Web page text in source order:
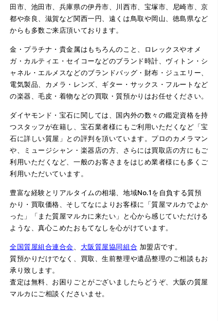
田市、池田市、兵庫県の伊丹市、川西市、宝塚市、尼崎市、京
都や奈良、滋賀など関西一円、遠くは鳥取や岡山、徳島県など
からも多数ご来店頂いております。
金・プラチナ・貴金属はもちろんのこと、ロレックスやオメ
ガ・カルティエ・セイコーなどのブランド時計、ヴィトン・シ
ャネル・エルメスなどのブランドバッグ・財布・ジュエリー、
電気製品、カメラ・レンズ、ギター・サックス・フルートなど
の楽器、毛皮・着物などの買取・質預かりはお任せください。
ダイヤモンド・宝石に関しては、国内外の数々の鑑定資格を持
つスタッフが在籍し、宝石業者様にもご利用いただくなど「宝
石に詳しい質屋」との評判を頂いています。プロのカメラマン
や、ミュージシャン・楽器店の方、さらには買取店の方にもご
利用いただくなど、一般のお客さまをはじめ業者様にも多くご
利用いただいています。
豊富な経験とリアルタイムの相場、地域No.1を自負する質預
かり・買取価格、そしてなによりお客様に「質屋マルカでよか
った」「また質屋マルカに来たい」と心から感じていただける
ような、真心こめたおもてなしを心がけています。
全国質屋組合連合会 大阪質屋協同組合 加盟店です。
質預かりだけでなく、買取、生前整理や遺品整理のご相談もお
承り致します。
査定は無料、お困りごとがございましたらどうぞ、大阪の質屋
マルカにご相談くださいませ。